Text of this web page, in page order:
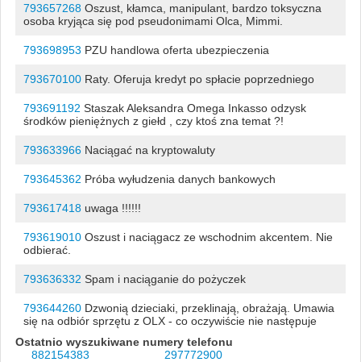
793657268Oszust, kłamca, manipulant, bardzo toksyczna
osoba kryjąca się pod pseudonimami Olca, Mimmi.
793698953 PZU handlowa oferta ubezpieczenia
793670100Raty. Oferuja kredyt po spłacie poprzedniego
793691192 Staszak Aleksandra Omega Inkasso odzysk
środków pieniężnych z giełd , czy ktoś zna temat ?!
793633966Naciągać na kryptowaluty
793645362 Próba wyłudzenia danych bankowych
793617418uwaga !!!!!!
793619010Oszust i naciągacz ze wschodnim akcentem. Nie
odbierać.
793636332 Spam i naciąganie do pożyczek
793644260Dzwonią dzieciaki, przeklinają, obrażają. Umawia
się na odbiór sprzętu z OLX - co oczywiście nie następuje
Ostatnio wyszukiwane numery telefonu
882154383
297772900